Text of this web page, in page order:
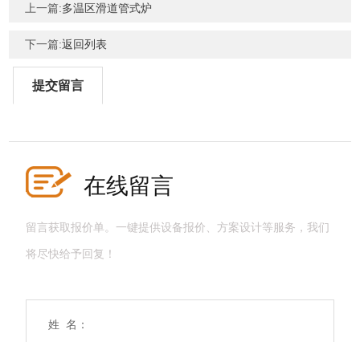
上一篇:多温区滑道管式炉
下一篇:返回列表
提交留言
在线留言
留言获取报价单。一键提供设备报价、方案设计等服务，我们
将尽快给予回复！
姓 名：